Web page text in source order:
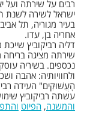
רבים על שירתה ועל
בעיר מגוריה, תל
אחריה בן, עדו.
דליה רביקוביץ
שירתה מציגה בריחה
נכספים. בשיריה
ולחוויותיה: אהבה
הָעֲשׁוּקִים" העידה
עשתה רביקוביץ
והמשנה, הפיוט